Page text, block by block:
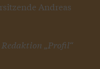
Andreas
„Profil“